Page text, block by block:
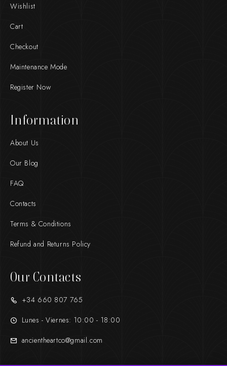
Wishlist
Cart
Checkout
Maintenance Mode
Register Now
Information
About Us
Our Blog
FAQ
Contacts
Terms & Conditions
Refund and Returns Policy
Our Contacts
+34 660 807 765
Lunes - Viernes: 10:00 - 18:00
ancientheartco@gmail.com